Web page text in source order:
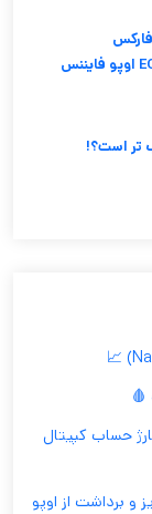
حساب کپیتال
برداشت از اوپو